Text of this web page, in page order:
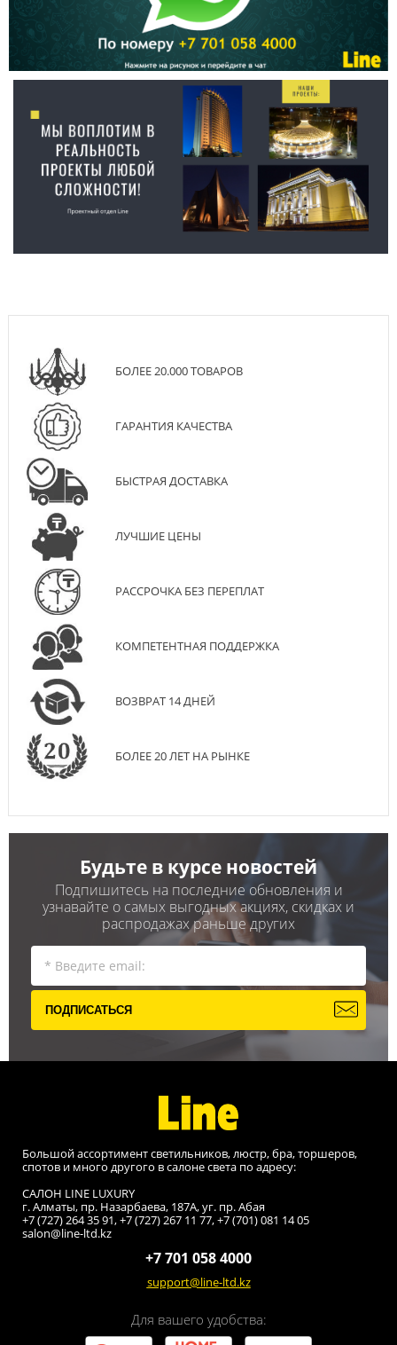
БОЛЕЕ 20.000 ТОВАРОВ
ГАРАНТИЯ КАЧЕСТВА
БЫСТРАЯ ДОСТАВКА
ЛУЧШИЕ ЦЕНЫ
РАССРОЧКА БЕЗ ПЕРЕПЛАТ
КОМПЕТЕНТНАЯ ПОДДЕРЖКА
ВОЗВРАТ 14 ДНЕЙ
БОЛЕЕ 20 ЛЕТ НА РЫНКЕ
Будьте в курсе новостей
Подпишитесь на последние обновления и
узнавайте о самых выгодных акциях, скидках и
распродажах раньше других
ПОДПИСАТЬСЯ
Большой ассортимент светильников, люстр, бра, торшеров,
спотов и много другого в салоне света по адресу:
САЛОН LINE LUXURY
г. Алматы, пр. Назарбаева, 187A, уг. пр. Абая
+7 (727) 264 35 91, +7 (727) 267 11 77, +7 (701) 081 14 05
salon@line-ltd.kz
+7 701 058 4000
support@line-ltd.kz
Для вашего удобства: